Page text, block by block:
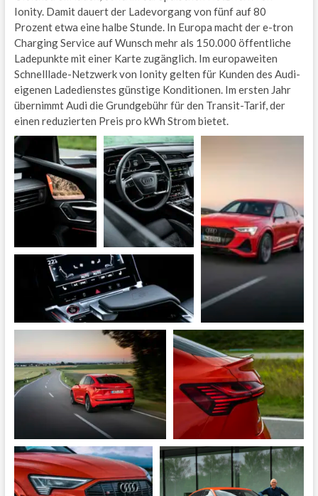
Ionity. Damit dauert der Ladevorgang von fünf auf 80
Prozent etwa eine halbe Stunde. In Europa macht der e-tron
Charging Service auf Wunsch mehr als 150.000 öffentliche
Ladepunkte mit einer Karte zugänglich. Im europaweiten
Schnelllade-Netzwerk von Ionity gelten für Kunden des Audi-
eigenen Ladedienstes günstige Konditionen. Im ersten Jahr
übernimmt Audi die Grundgebühr für den Transit-Tarif, der
einen reduzierten Preis pro kWh Strom bietet.